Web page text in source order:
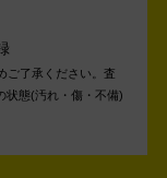
了承ください。 査
状態(汚れ・傷・不備)